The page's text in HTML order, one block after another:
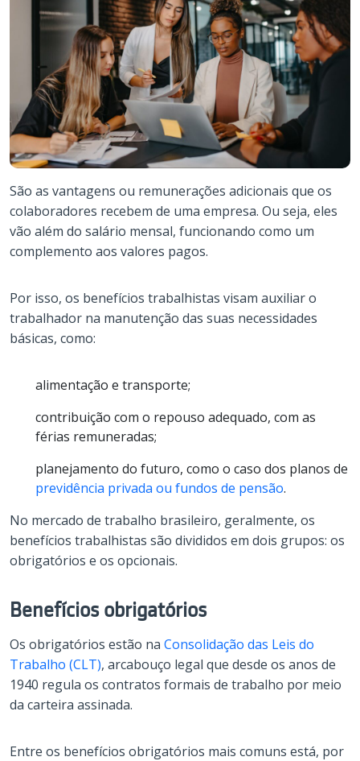
São as vantagens ou remunerações adicionais que os
colaboradores recebem de uma empresa. Ou seja, eles
vão além do salário mensal, funcionando como um
complemento aos valores pagos.
Por isso, os benefícios trabalhistas visam auxiliar o
trabalhador na manutenção das suas necessidades
básicas, como:
alimentação e transporte;
contribuição com o repouso adequado, com as
férias remuneradas;
planejamento do futuro, como o caso dos planos de
previdência privada ou fundos de pensão.
No mercado de trabalho brasileiro, geralmente, os
benefícios trabalhistas são divididos em dois grupos: os
obrigatórios e os opcionais.
Benefícios obrigatórios
Os obrigatórios estão na Consolidação das Leis do
Trabalho (CLT), arcabouço legal que desde os anos de
1940 regula os contratos formais de trabalho por meio
da carteira assinada.
Entre os benefícios obrigatórios mais comuns está, por